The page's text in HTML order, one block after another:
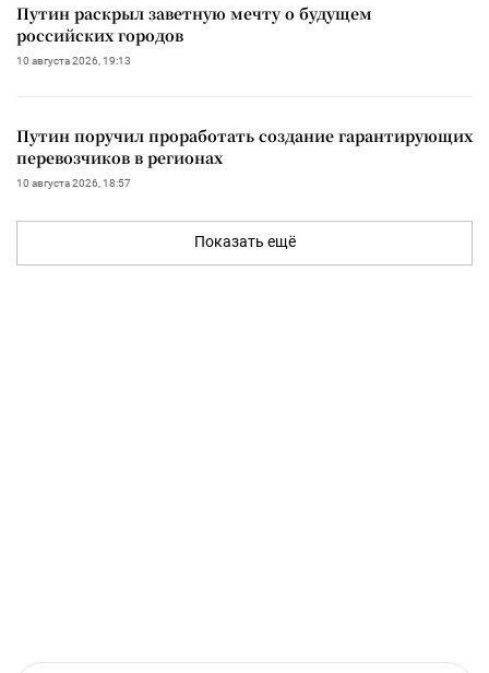
Путин раскрыл заветную мечту о будущем
российских городов
10 августа 2026, 19:13
Путин поручил проработать создание гарантирующих
перевозчиков в регионах
10 августа 2026, 18:57
Показать ещё